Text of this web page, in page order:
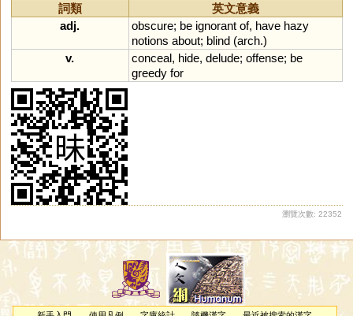
詞類
英文意義
adj.
obscure; be ignorant of, have hazy
notions about; blind(arch.)
v.
conceal, hide, delude; offense; be
greedy for
瀏覽次數: 22352